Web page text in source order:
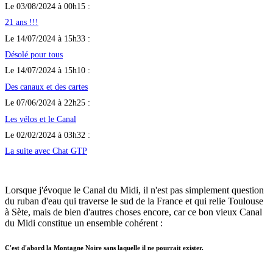
Le 03/08/2024 à 00h15 :
21 ans !!!
Le 14/07/2024 à 15h33 :
Désolé pour tous
Le 14/07/2024 à 15h10 :
Des canaux et des cartes
Le 07/06/2024 à 22h25 :
Les vélos et le Canal
Le 02/02/2024 à 03h32 :
La suite avec Chat GTP
Lorsque j'évoque le Canal du Midi, il n'est pas simplement question
du ruban d'eau qui traverse le sud de la France et qui relie Toulouse
à Sète, mais de bien d'autres choses encore, car ce bon vieux Canal
du Midi constitue un ensemble cohérent :
C'est d'abord la Montagne Noire sans laquelle il ne pourrait exister.